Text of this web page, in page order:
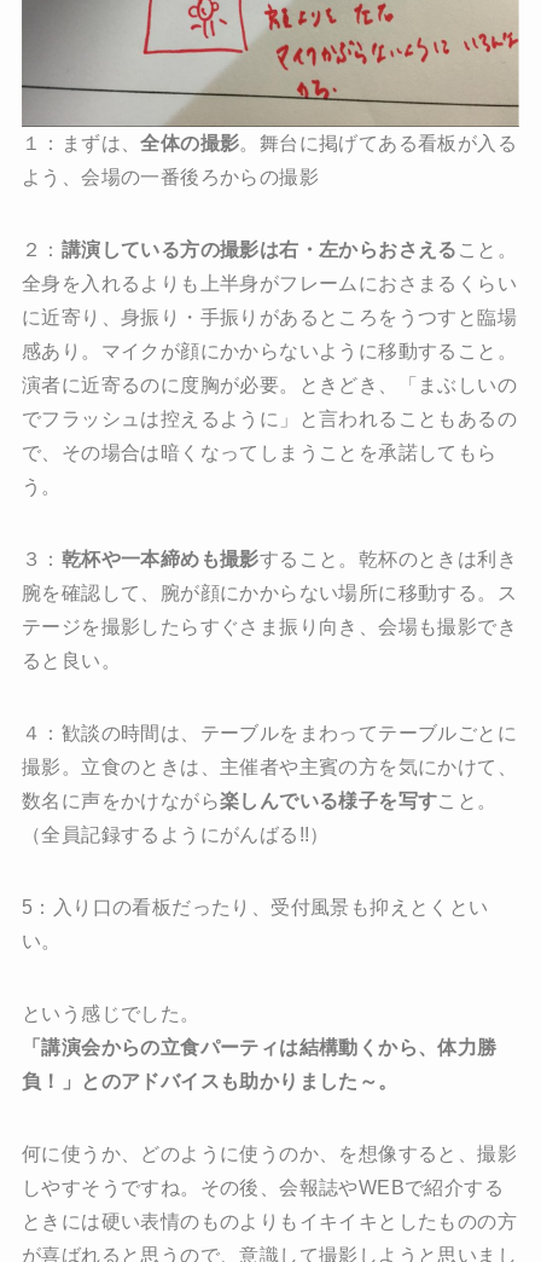
１：まずは、全体の撮影。舞台に掲げてある看板が入る
よう、会場の一番後ろからの撮影
２： 講演している方の撮影は右・左からおさえる こと。
全身を入れるよりも上半身がフレームにおさまるくらい
に近寄り、身振り・手振りがあるところをうつすと臨場
感あり。マイクが顔にかからないように移動すること。
演者に近寄るのに度胸が必要。ときどき、「まぶしいの
でフラッシュは控えるように」と言われることもあるの
で、その場合は暗くなってしまうことを承諾してもら
う。
３： 乾杯や一本締めも撮影すること。乾杯のときは利き
腕を確認して、腕が顔にかからない場所に移動する。ス
テージを撮影したらすぐさま振り向き、会場も撮影でき
ると良い。
４：歓談の時間は、テーブルをまわってテーブルごとに
撮影。立食のときは、主催者や主賓の方を気にかけて、
数名に声をかけながら楽しんでいる様子を写すこと。
（全員記録するようにがんばる!!）
5：入り口の看板だったり、受付風景も抑えとくとい
い。
という感じでした。
「講演会からの立食パーティは結構動くから、体力勝
負！」とのアドバイスも助かりました～。
何に使うか、どのように使うのか、を想像すると、撮影
しやすそうですね。その後、会報誌やWEBで紹介する
ときには硬い表情のものよりもイキイキとしたものの方
が喜ばれると思うので、意識して撮影しようと思いまし